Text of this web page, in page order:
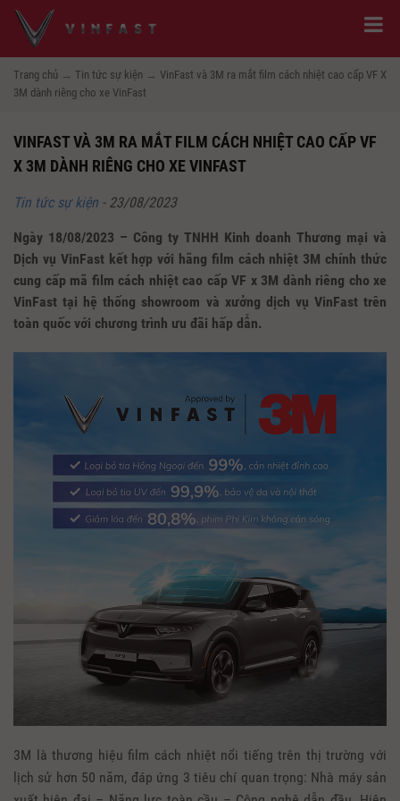
Trang chủ → Tin tức sự kiện → VinFast và 3M ra mắt film cách nhiệt cao cấp VF X
3M dành riêng cho xe VinFast
VINFAST VÀ 3M RA MẮT FILM CÁCH NHIỆT CAO CẤP VF
X 3M DÀNH RIÊNG CHO XE VINFAST
Tin tức sự kiện - 23/08/2023
Ngày 18/08/2023 – Công ty TNHH Kinh doanh Thương mại và
Dịch vụ VinFast kết hợp với hãng film cách nhiệt 3M chính thức
cung cấp mã film cách nhiệt cao cấp VF x 3M dành riêng cho xe
VinFast tại hệ thống showroom và xưởng dịch vụ VinFast trên
toàn quốc với chương trình ưu đãi hấp dẫn.
3M là thương hiệu film cách nhiệt nổi tiếng trên thị trường với
lịch sử hơn 50 năm, đáp ứng 3 tiêu chí quan trọng: Nhà máy sản